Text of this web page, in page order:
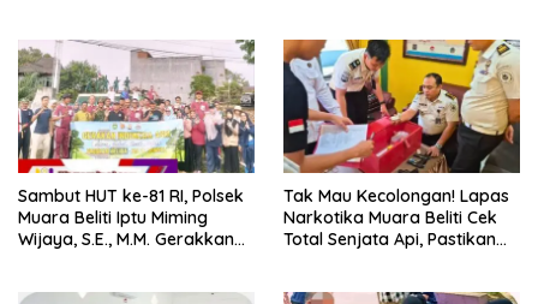
Sambut HUT ke-81 RI, Polsek
Muara Beliti Iptu Miming
Wijaya, S.E., M.M. Gerakkan
Tak Mau Kecolongan! Lapas
Narkotika Muara Beliti Cek
Total Senjata Api, Pastikan